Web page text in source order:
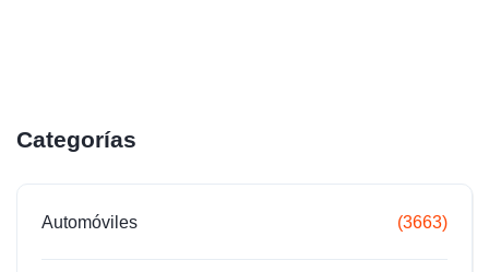
Categorías
Automóviles (3663)